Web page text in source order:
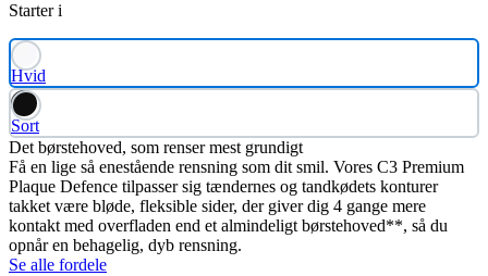
Starter i
Hvid
Sort
Det børstehoved, som renser mest grundigt
Få en lige så enestående rensning som dit smil. Vores C3 Premium
Plaque Defence tilpasser sig tændernes og tandkødets konturer
takket være bløde, fleksible sider, der giver dig 4 gange mere
kontakt med overfladen end et almindeligt børstehoved**, så du
opnår en behagelig, dyb rensning.
Se alle fordele